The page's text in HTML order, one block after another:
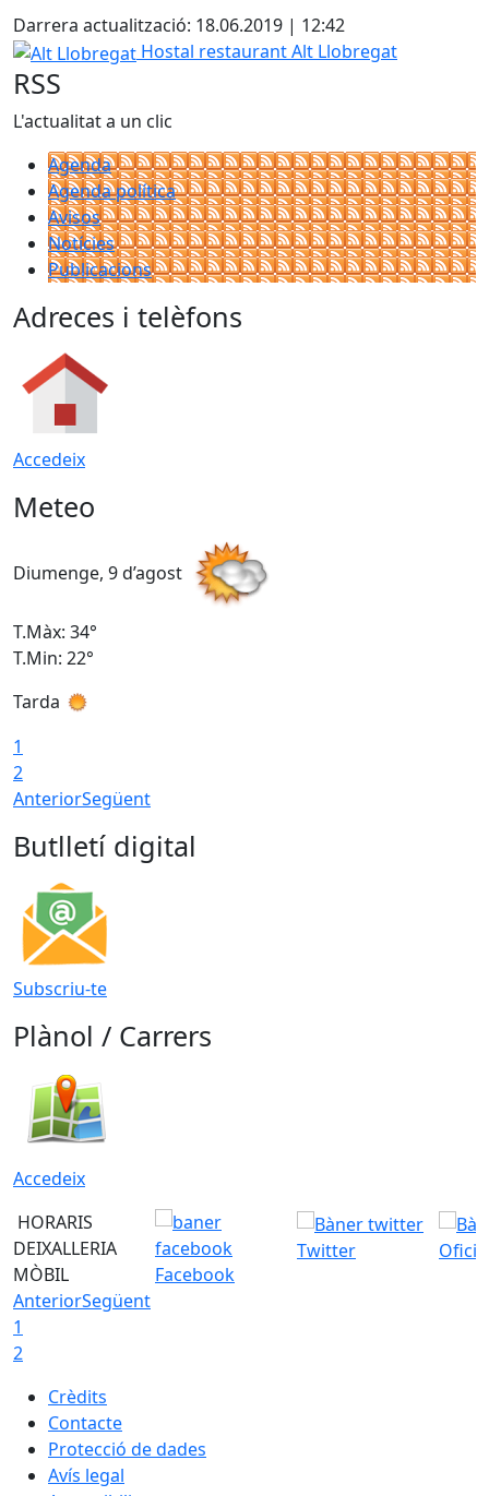
+
−
Darrera actualització: 18.06.2019 | 12:42
Alt Llobregat
Hostal restaurant Alt Llobregat
RSS
L'actualitat a un clic
Agenda
Agenda política
Avisos
Notícies
Publicacions
Adreces i telèfons
Accedeix
Meteo
Diumenge, 9 d’agost
T.Màx: 34°
T.Min: 22°
Tarda
1
2
AnteriorSegüent
Butlletí digital
Subscriu-te
Plànol / Carrers
Accedeix
HORARIS
DEIXALLERIA
MÒBIL
Facebook
Twitter
AnteriorSegüent
1
2
Crèdits
Contacte
Protecció de dades
Avís legal